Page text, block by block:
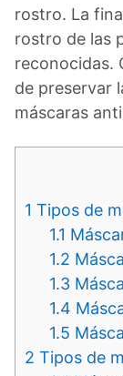
rostro. La
rostro de las
reconocidas.
de preservar
máscaras
1 Tipos de
1.1
1.2
1.3
1.4
1.5
2 Tipos de